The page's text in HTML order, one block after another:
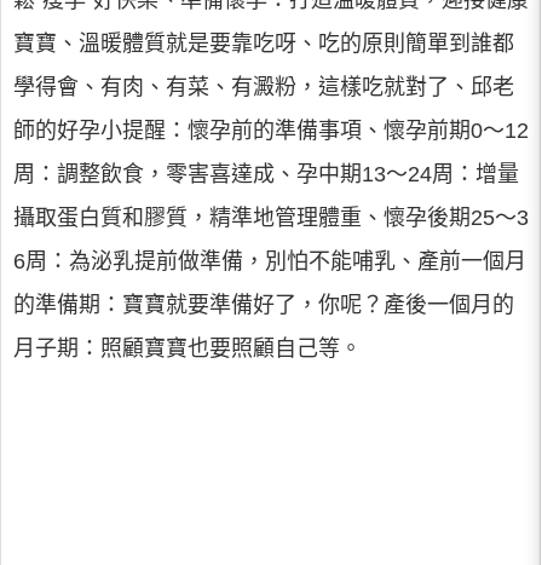
寶寶、溫暖體質就是要靠吃呀、吃的原則簡單到誰都
學得會、有肉、有菜、有澱粉，這樣吃就對了、邱老
師的好孕小提醒：懷孕前的準備事項、懷孕前期0～12
周：調整飲食，零害喜達成、孕中期13～24周：增量
攝取蛋白質和膠質，精準地管理體重、懷孕後期25～3
6周：為泌乳提前做準備，別怕不能哺乳、產前一個月
的準備期：寶寶就要準備好了，你呢？產後一個月的
月子期：照顧寶寶也要照顧自己等。